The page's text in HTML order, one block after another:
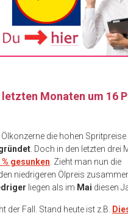
Monaten um 16
die hohen
. Doch in den letzten drei
gesunken . Zieht man nun die
niedrigeren Ölpreis
liegen als im Mai diesen
der Fall. Stand heute ist z.B.